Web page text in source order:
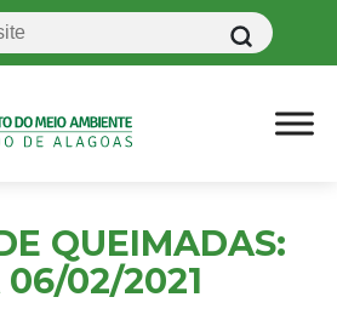
QUEIMADAS:
06/02/2021